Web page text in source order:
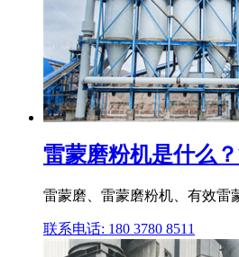
雷蒙磨粉机是什么
雷蒙磨、雷蒙磨粉机、有效雷
联系电话: 180 3780 8511